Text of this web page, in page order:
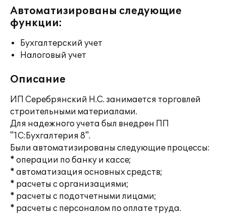
Автоматизированы следующие
функции:
Бухгалтерский учет
Налоговый учет
Описание
ИП Серебрянский Н.С. занимается торговлей
строительными материалами.
Для надежного учета был внедрен ПП
"1С:Бухгалтерия 8".
Были автоматизированы следующие процессы:
* операции по банку и кассе;
* автоматизация основных средств;
* расчеты с организациями;
* расчеты с подотчетными лицами;
* расчеты с персоналом по оплате труда.